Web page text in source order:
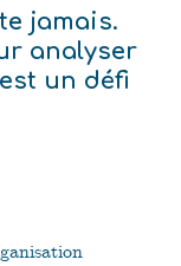
jamais.
analyser
un défi